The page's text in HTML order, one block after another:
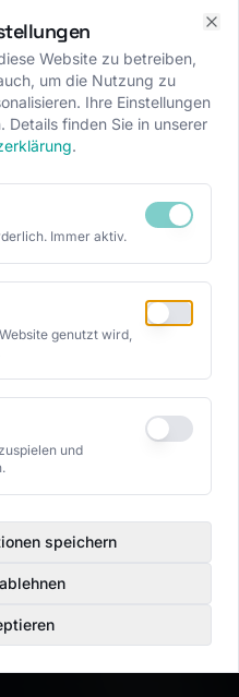
Website zu betreiben,
um die Nutzung zu
Ihre Einstellungen
Details finden Sie in unserer
.
Immer aktiv.
genutzt wird,
und
speichern